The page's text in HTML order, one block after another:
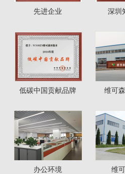
先进企业 深圳
低碳中国贡献品牌 维可
办公环境 维